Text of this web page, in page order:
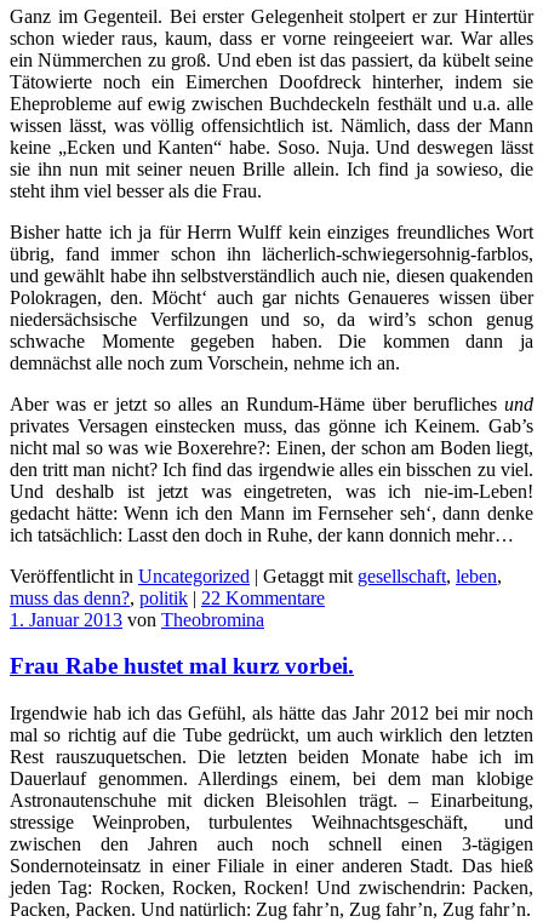
Ganz im Gegenteil. Bei erster Gelegenheit stolpert er zur Hintertür
schon wieder raus, kaum, dass er vorne reingeeiert war. War alles
ein Nümmerchen zu groß. Und eben ist das passiert, da kübelt seine
Tätowierte noch ein Eimerchen Doofdreck hinterher, indem sie
Eheprobleme auf ewig zwischen Buchdeckeln festhält und u.a. alle
wissen lässt, was völlig offensichtlich ist. Nämlich, dass der Mann
keine „Ecken und Kanten“ habe. Soso. Nuja. Und deswegen lässt
sie ihn nun mit seiner neuen Brille allein. Ich find ja sowieso, die
steht ihm viel besser als die Frau.
Bisher hatte ich ja für Herrn Wulff kein einziges freundliches Wort
übrig, fand immer schon ihn lächerlich-schwiegersohnig-farblos,
und gewählt habe ihn selbstverständlich auch nie, diesen quakenden
Polokragen, den. Möcht‘ auch gar nichts Genaueres wissen über
niedersächsische Verfilzungen und so, da wird’s schon genug
schwache Momente gegeben haben. Die kommen dann ja
demnächst alle noch zum Vorschein, nehme ich an.
Aber was er jetzt so alles an Rundum-Häme über berufliches und
privates Versagen einstecken muss, das gönne ich Keinem. Gab’s
nicht mal so was wie Boxerehre?: Einen, der schon am Boden liegt,
den tritt man nicht? Ich find das irgendwie alles ein bisschen zu viel.
Und deshalb ist jetzt was eingetreten, was ich nie-im-Leben!
gedacht hätte: Wenn ich den Mann im Fernseher seh‘, dann denke
ich tatsächlich: Lasst den doch in Ruhe, der kann donnich mehr…
Veröffentlicht in Uncategorized | Getaggt mit gesellschaft, leben,
muss das denn?, politik | 22 Kommentare
1. Januar 2013 von Theobromina
Frau Rabe hustet mal kurz vorbei.
Irgendwie hab ich das Gefühl, als hätte das Jahr 2012 bei mir noch
mal so richtig auf die Tube gedrückt, um auch wirklich den letzten
Rest rauszuquetschen. Die letzten beiden Monate habe ich im
Dauerlauf genommen. Allerdings einem, bei dem man klobige
Astronautenschuhe mit dicken Bleisohlen trägt. – Einarbeitung,
stressige Weinproben, turbulentes Weihnachtsgeschäft, und
zwischen den Jahren auch noch schnell einen 3-tägigen
Sondernoteinsatz in einer Filiale in einer anderen Stadt. Das hieß
jeden Tag: Rocken, Rocken, Rocken! Und zwischendrin: Packen,
Packen, Packen. Und natürlich: Zug fahr’n, Zug fahr’n, Zug fahr’n.